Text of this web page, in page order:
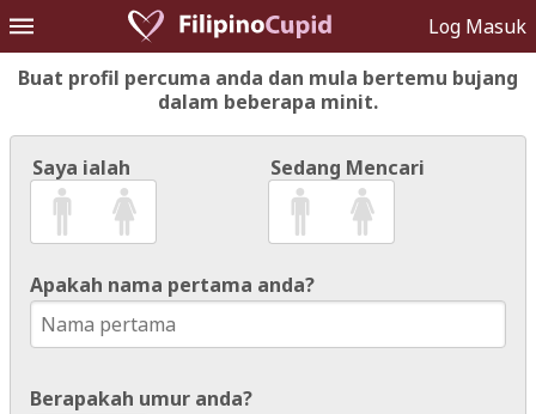
Log Masuk
Buat profil percuma anda dan mula bertemu bujang
dalam beberapa minit.
Saya ialah Sedang Mencari
Apakah nama pertama anda?
Berapakah umur anda?